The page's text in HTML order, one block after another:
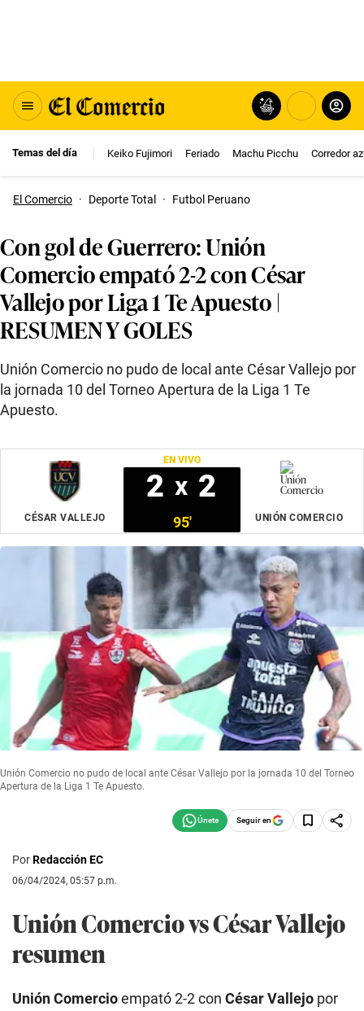
Temas del día Keiko Fujimori Feriado Machu Picchu Corredor
El Comercio · Deporte Total · Futbol Peruano
Con gol de Guerrero: Unión
Comercio empató 2-2 con César
Vallejo por Liga 1 Te Apuesto |
RESUMEN Y GOLES
Unión Comercio no pudo de local ante César Vallejo por
la jornada 10 del Torneo Apertura de la Liga 1 Te
Apuesto.
EN VIVO
CÉSAR VALLEJO
2 x 2
95' UNIÓN COMERCIO
Unión Comercio no pudo de local ante César Vallejo por la jornada 10 del Torneo
Apertura de la Liga 1 Te Apuesto.
Seguir en
PorRedacción EC
06/04/2024, 05:57 p.m.
Unión Comercio vs César Vallejo
resumen
Unión Comercioempató 2-2 con César Vallejo por